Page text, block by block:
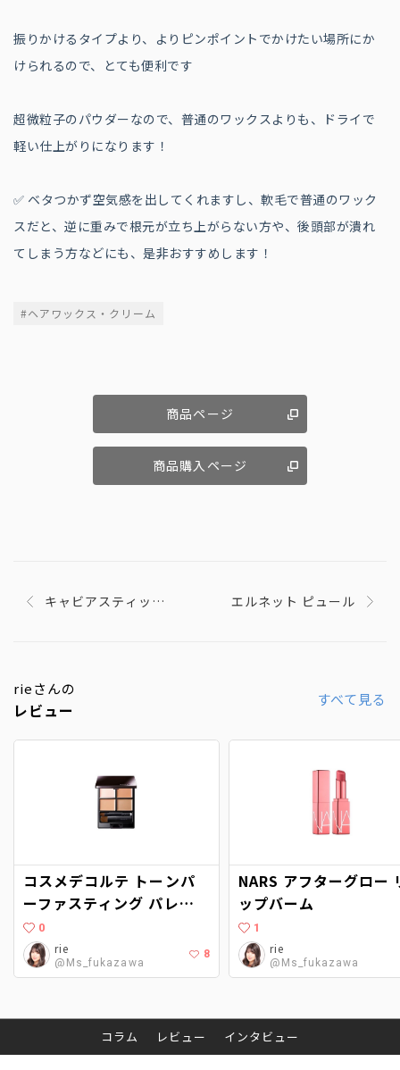
振りかけるタイプより、よりピンポイントでかけたい場所にか
けられるので、とても便利です
超微粒子のパウダーなので、普通のワックスよりも、ドライで
軽い仕上がりになります！
✅ ベタつかず空気感を出してくれますし、軟毛で普通のワック
スだと、逆に重みで根元が立ち上がらない方や、後頭部が潰れ
てしまう方などにも、是非おすすめします！
#ヘアワックス・クリーム
商品ページ
商品購入ページ
キャビアスティック
エルネット ピュール
rieさんの
レビュー すべて見る
コスメデコルテ トーンパ
ーファスティング パレッ
ト 0
rie
@Ms_fukazawa
8
NARS アフターグロー
ップバーム
1
rie
@Ms_fukazawa
コラム レビュー インタビュー